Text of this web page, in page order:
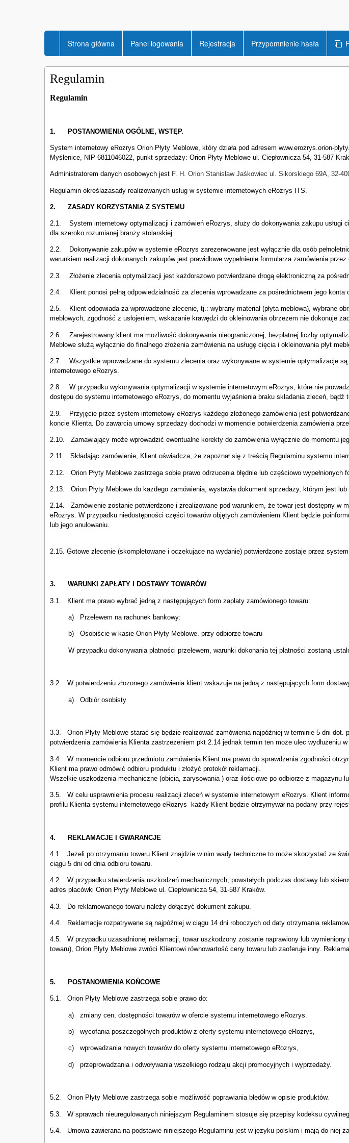
Strona główna Panel logowania Rejestracja Przypomnienie hasła
Regulamin
Regulamin
1. POSTANOWIENIA OGÓLNE, WSTĘP.
System internetowy eRozrys Orion Płyty Meblowe, który działa pod adresem www.erozrys.orion-
Myślenice, NIP 6811046022, punkt sprzedaży: Orion Płyty Meblowe ul. Ciepłownicza 54, 31-587
Administratorem danych osobowych jest F. H. Orion Stanisław Jaśkowiec ul. Sikorskiego 69A, 32-
Regulamin określazasady realizowanych usług w systemie internetowych eRozrys ITS.
2. ZASADY KORZYSTANIA Z SYSTEMU
2.1. System internetowy optymalizacji i zamówień eRozrys, służy do dokonywania zakupu usługi
dla szeroko rozumianej branży stolarskiej.
2.2. Dokonywanie zakupów w systemie eRozrys zarezerwowane jest wyłącznie dla osób
warunkiem realizacji dokonanych zakupów jest prawidłowe wypełnienie formularza zamówienia
2.3. Złożenie zlecenia optymalizacji jest każdorazowo potwierdzane drogą elektroniczną za
2.4. Klient ponosi pełną odpowiedzialność za zlecenia wprowadzane za pośrednictwem jego
2.5. Klient odpowiada za wprowadzone zlecenie, tj.: wybrany materiał (płyta meblowa), wybrane
meblowych, zgodność z usłojeniem, wskazanie krawędzi do okleinowania obrzeżem nie dokonuje
2.6. Zarejestrowany klient ma możliwość dokonywania nieograniczonej, bezpłatnej liczby
Meblowe służą wyłącznie do finalnego złożenia zamówienia na usługę cięcia i okleinowania płyt
2.7. Wszystkie wprowadzane do systemu zlecenia oraz wykonywane w systemie optymalizacje
internetowego eRozrys.
2.8. W przypadku wykonywania optymalizacji w systemie internetowym eRozrys, które nie
dostępu do systemu internetowego eRozrys, do momentu wyjaśnienia braku składania zleceń, bądź
2.9. Przyjęcie przez system internetowy eRozrys każdego złożonego zamówienia jest
koncie Klienta. Do zawarcia umowy sprzedaży dochodzi w momencie potwierdzenia zamówienia
2.10. Zamawiający może wprowadzić ewentualne korekty do zamówienia wyłącznie do momentu
2.11. Składając zamówienie, Klient oświadcza, że zapoznał się z treścią Regulaminu systemu
2.12. Orion Płyty Meblowe zastrzega sobie prawo odrzucenia błędnie lub częściowo wypełnionych
2.13. Orion Płyty Meblowe do każdego zamówienia, wystawia dokument sprzedaży, którym jest lub
2.14. Zamówienie zostanie potwierdzone i zrealizowane pod warunkiem, że towar jest dostępny w
eRozrys. W przypadku niedostępności części towarów objętych zamówieniem Klient będzie
lub jego anulowaniu.
2.15. Gotowe zlecenie (skompletowane i oczekujące na wydanie) potwierdzone zostaje przez
3. WARUNKI ZAPŁATY I DOSTAWY TOWARÓW
3.1. Klient ma prawo wybrać jedną z następujących form zapłaty zamówionego towaru:
a) Przelewem na rachunek bankowy:
b) Osobiście w kasie Orion Płyty Meblowe. przy odbiorze towaru
W przypadku dokonywania płatności przelewem, warunki dokonania tej płatności zostaną
3.2. W potwierdzeniu złożonego zamówienia klient wskazuje na jedną z następujących form
a) Odbiór osobisty
3.3. Orion Płyty Meblowe starać się będzie realizować zamówienia najpóźniej w terminie 5 dni
potwierdzenia zamówienia Klienta zastrzeżeniem pkt 2.14 jednak termin ten może ulec wydłużeniu
3.4. W momencie odbioru przedmiotu zamówienia Klient ma prawo do sprawdzenia zgodności
Klient ma prawo odmówić odbioru produktu i złożyć protokół reklamacji.
Wszelkie uszkodzenia mechaniczne (obicia, zarysowania ) oraz ilościowe po odbiorze z magazynu
3.5. W celu usprawnienia procesu realizacji zleceń w systemie internetowym eRozrys. Klient
profilu Klienta systemu internetowego eRozrys każdy Klient będzie otrzymywał na podany przy
4. REKLAMACJE I GWARANCJE
4.1. Jeżeli po otrzymaniu towaru Klient znajdzie w nim wady techniczne to może skorzystać ze
ciągu 5 dni od dnia odbioru towaru.
4.2. W przypadku stwierdzenia uszkodzeń mechanicznych, powstałych podczas dostawy lub
adres placówki Orion Płyty Meblowe ul. Ciepłownicza 54, 31-587 Kraków.
4.3. Do reklamowanego towaru należy dołączyć dokument zakupu.
4.4. Reklamacje rozpatrywane są najpóźniej w ciągu 14 dni roboczych od daty otrzymania
4.5. W przypadku uzasadnionej reklamacji, towar uszkodzony zostanie naprawiony lub
towaru), Orion Płyty Meblowe zwróci Klientowi równowartość ceny towaru lub zaoferuje inny.
5. POSTANOWIENIA KOŃCOWE
5.1. Orion Płyty Meblowe zastrzega sobie prawo do:
a) zmiany cen, dostępności towarów w ofercie systemu internetowego eRozrys.
b) wycofania poszczególnych produktów z oferty systemu internetowego eRozrys,
c) wprowadzania nowych towarów do oferty systemu internetowego eRozrys,
d) przeprowadzania i odwoływania wszelkiego rodzaju akcji promocyjnych i wyprzedaży.
5.2. Orion Płyty Meblowe zastrzega sobie możliwość poprawiania błędów w opisie produktów.
5.3. W sprawach nieuregulowanych niniejszym Regulaminem stosuje się przepisy kodeksu
5.4. Umowa zawierana na podstawie niniejszego Regulaminu jest w języku polskim i mają do niej